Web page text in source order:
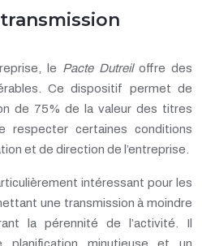
le Pacte Dutreil offre des
Ce dispositif permet de
de 75% de la valeur des titres
respecter certaines conditions
et de direction de l’entreprise.
intéressant pour les
une transmission à moindre
la pérennité de l’activité. Il